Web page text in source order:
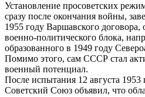
Установление просоветских
сразу после окончания войны,
1955 году Варшавского
военно-политического блока,
образованного в 1949 году
Помимо этого, сам СССР стал
военный потенциал.
После испытания 12 августа
Советский Союз объявил, что